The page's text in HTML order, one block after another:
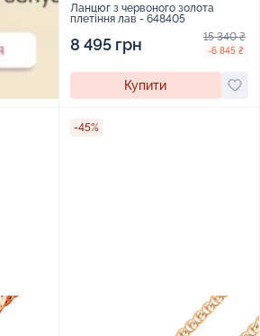
Ланцюг з червоного золота
плетіння лав - 648405
8 495 грн 15 340 ₴
-6 845 ₴
Купити
-45%